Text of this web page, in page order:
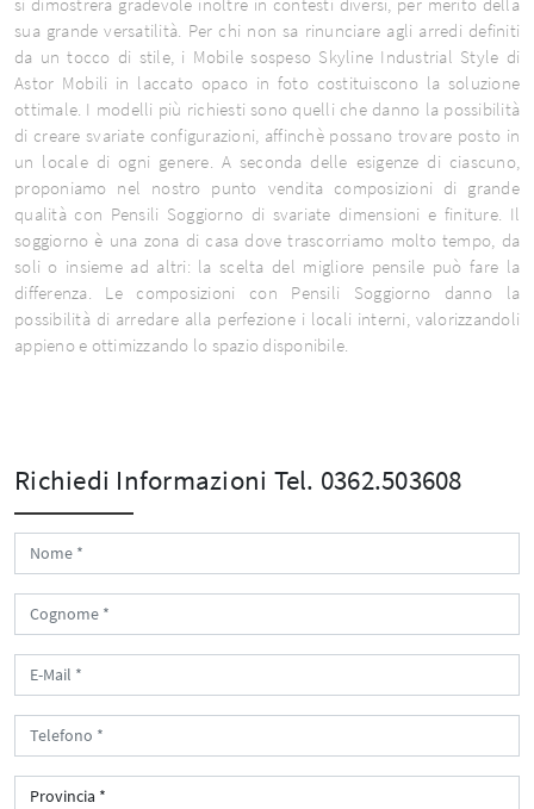
sua grande versatilità. Per chi non sa rinunciare agli arredi definiti
da un tocco di stile, i Mobile sospeso Skyline Industrial Style di
Astor Mobili in laccato opaco in foto costituiscono la soluzione
ottimale. I modelli più richiesti sono quelli che danno la possibilità
di creare svariate configurazioni, affinchè possano trovare posto in
un locale di ogni genere. A seconda delle esigenze di ciascuno,
proponiamo nel nostro punto vendita composizioni di grande
qualità con Pensili Soggiorno di svariate dimensioni e finiture. Il
soggiorno è una zona di casa dove trascorriamo molto tempo, da
soli o insieme ad altri: la scelta del migliore pensile può fare la
differenza. Le composizioni con Pensili Soggiorno danno la
possibilità di arredare alla perfezione i locali interni, valorizzandoli
appieno e ottimizzando lo spazio disponibile.
Richiedi Informazioni Tel. 0362.503608